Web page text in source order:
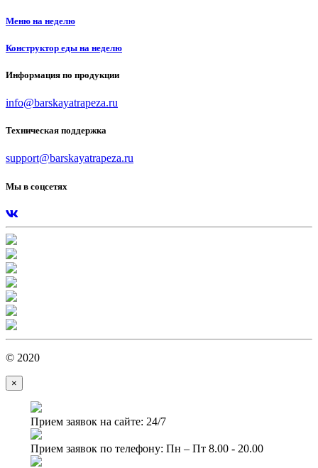
Меню на неделю
Конструктор еды на неделю
Информация по продукции
info@barskayatrapeza.ru
Техническая поддержка
support@barskayatrapeza.ru
Мы в соцсетях
© 2020
×
Прием заявок на сайте: 24/7
Прием заявок по телефону: Пн – Пт 8.00 - 20.00